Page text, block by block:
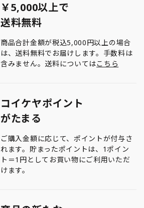
￥5,000以上で
送料無料
商品合計金額が税込5,000円以上の場合
は、送料無料でお届けします。手数料は
含みません。送料についてはこちら
コイケヤポイント
がたまる
ご購入金額に応じて、ポイントが付与さ
れます。貯まったポイントは、1ポイン
ト＝1円としてお買い物にご利用いただ
けます。